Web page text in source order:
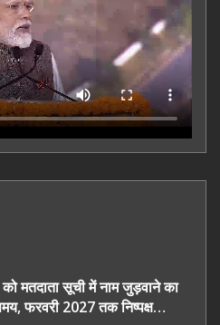
को मतदाता सूची में नाम जुड़वाने का
फरवरी 2027 तक निष्पक्ष